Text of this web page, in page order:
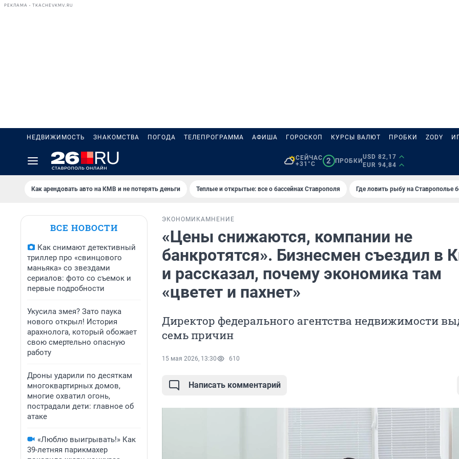
РЕКЛАМА • TKACHEVKMV.RU
НЕДВИЖИМОСТЬ ЗНАКОМСТВА ПОГОДА ТЕЛЕПРОГРАММА АФИША ГОРОСКОП КУРСЫ ВАЛЮТ ПРОБКИ ZODY
СЕЙЧАС
+31°C
2 ПРОБКИ
USD 82,17
EUR 94,84
Как арендовать авто на КМВ и не потерять деньги Теплые и открытые: все о бассейнах Ставрополя Где ловить рыбу на Ставрополье
ВСЕ НОВОСТИ
Как снимают детективный
триллер про «свинцового
маньяка» со звездами
сериалов: фото со съемок и
первые подробности
Укусила змея? Зато паука
нового открыл! История
арахнолога, который обожает
свою смертельно опасную
работу
Дроны ударили по десяткам
многоквартирных домов,
многие охватил огонь,
пострадали дети: главное об
атаке
«Люблю выигрывать!» Как
39-летняя парикмахер
ЭКОНОМИКА МНЕНИЕ
«Цены снижаются, компании не
банкротятся». Бизнесмен съездил в
и рассказал, почему экономика там
«цветет и пахнет»
Директор федерального агентства недвижимости
семь причин
15 мая 2026, 13:30 610
Написать комментарий